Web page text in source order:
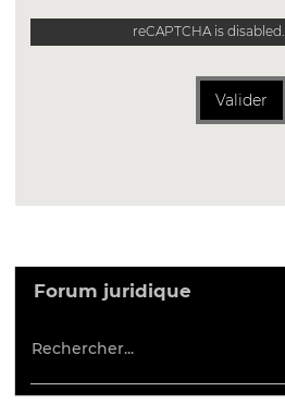
reCAPTCHA is disabled.
Valider
Forum juridique